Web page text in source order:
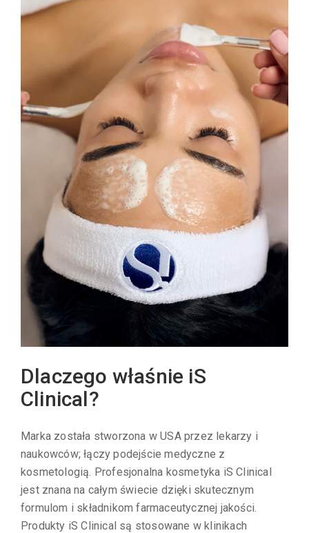
Dlaczego właśnie iS
Clinical?
Marka została stworzona w USA przez lekarzy i
naukowców; łączy podejście medyczne z
kosmetologią. Profesjonalna kosmetyka iS Clinical
jest znana na całym świecie dzięki skutecznym
formulom i składnikom farmaceutycznej jakości.
Produkty iS Clinical są stosowane w klinikach